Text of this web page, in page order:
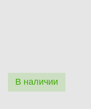
В наличии